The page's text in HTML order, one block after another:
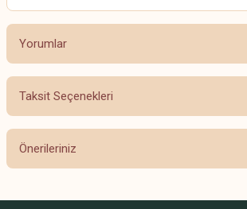
Yorumlar
Bu ürüne ilk yorumu siz yapın!
Taksit Seçenekleri
Önerileriniz